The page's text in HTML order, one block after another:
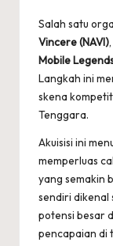
Salah satu
Vincere (NAVI)
Mobile
Langkah ini
skena
Tenggara.
Akuisisi ini
memperluas
yang semakin
sendiri dikenal
potensi besar
pencapaian di